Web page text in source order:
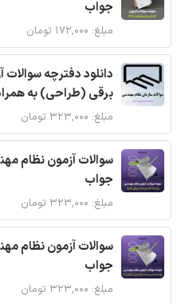
جواب
مبلغ: ۱۷۲,۰۰۰ تومان
دانلود دفترچه
برقی (طراحی) به
مبلغ: ۳۲۳,۰۰۰ تومان
سوالات آزمون نظام
جواب
مبلغ: ۳۲۳,۰۰۰ تومان
سوالات آزمون نظام
جواب
مبلغ: ۳۲۳,۰۰۰ تومان